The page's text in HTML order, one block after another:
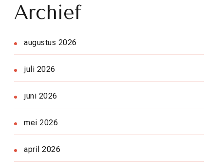
Archief
augustus 2026
juli 2026
juni 2026
mei 2026
april 2026